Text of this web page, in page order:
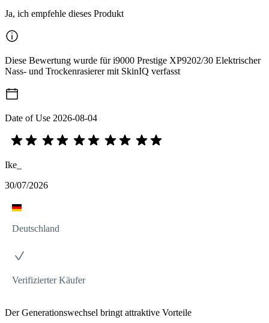
Ja, ich empfehle dieses Produkt
Diese Bewertung wurde für i9000 Prestige XP9202/30 Elektrischer
Nass- und Trockenrasierer mit SkinIQ verfasst
Date of Use 2026-08-04
Ike_
30/07/2026
Deutschland
Verifizierter Käufer
Der Generationswechsel bringt attraktive Vorteile